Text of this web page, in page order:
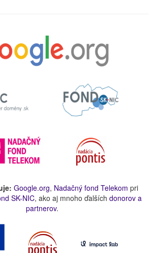
Google.org, Nadačný fond Telekom pri
SK-NIC, ako aj mnoho ďalších donorov a
partnerov.